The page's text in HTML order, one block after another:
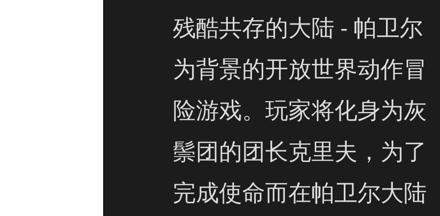
残酷共存的大陆 - 帕卫尔
为背景的开放世界动作冒
险游戏。玩家将化身为灰
鬃团的团长克里夫，为了
完成使命而在帕卫尔大陆